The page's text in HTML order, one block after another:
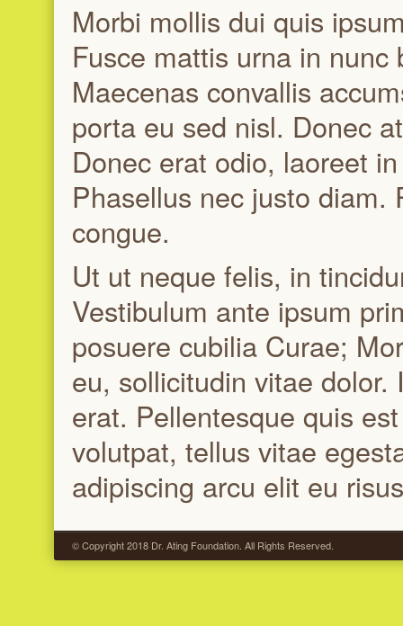
Morbi mollis dui quis
Fusce mattis urna in
Maecenas convallis
porta eu sed nisl. Donec
Donec erat odio, laoreet
Phasellus nec justo diam.
congue.
Ut ut neque felis, in
Vestibulum ante ipsum
posuere cubilia Curae;
eu, sollicitudin vitae
erat. Pellentesque quis
volutpat, tellus vitae
adipiscing arcu elit eu
© Copyright 2018 Dr. Ating Foundation. All Rights Reserved.